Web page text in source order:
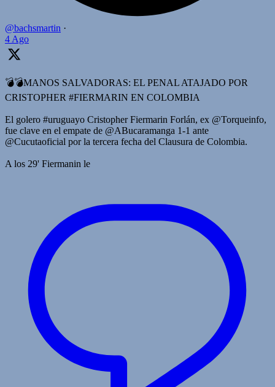
@bachsmartin ·
4 Ago
💣💣MANOS SALVADORAS: EL PENAL ATAJADO POR
CRISTOPHER #FIERMARIN EN COLOMBIA
El golero #uruguayo Cristopher Fiermarin Forlán, ex @Torqueinfo,
fue clave en el empate de @ABucaramanga 1-1 ante
@Cucutaoficial por la tercera fecha del Clausura de Colombia.
A los 29' Fiermanin le